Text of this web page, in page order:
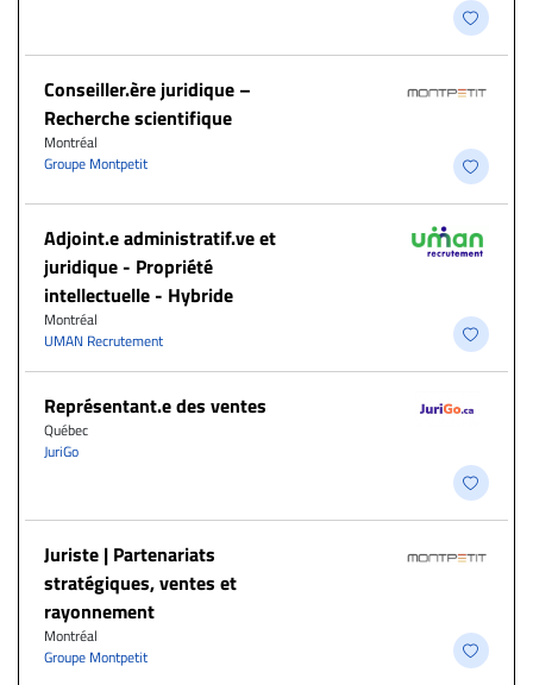
Conseiller.ère juridique –
Recherche scientifique
Montréal
Groupe Montpetit
Adjoint.e administratif.ve et
juridique - Propriété
intellectuelle - Hybride
Montréal
UMAN Recrutement
Représentant.e des ventes
Québec
JuriGo
Juriste | Partenariats
stratégiques, ventes et
rayonnement
Montréal
Groupe Montpetit